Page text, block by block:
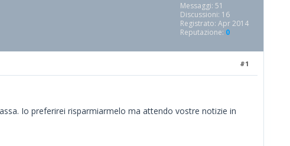
Messaggi: 51
Discussioni: 16
Registrato: Apr 2014
Reputazione: 0
#1
Io preferirei risparmiarmelo ma attendo vostre notizie in